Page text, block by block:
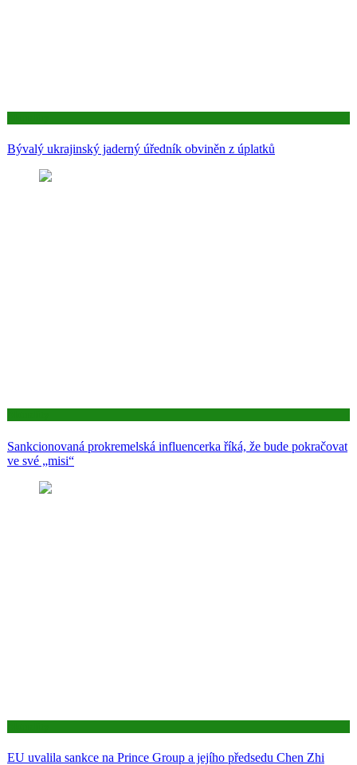
Bývalý ukrajinský jaderný úředník obviněn z úplatků
Sankcionovaná prokremelská influencerka říká, že bude pokračovat
ve své „misi“
EU uvalila sankce na Prince Group a jejího předsedu Chen Zhi